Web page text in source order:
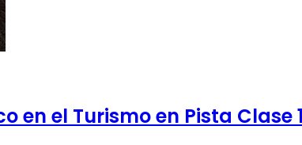
en el Turismo en Pista Clase